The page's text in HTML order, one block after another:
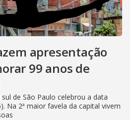
apresentação
99 anos de
de São Paulo celebrou a data
Na 2ª maior favela da capital vivem